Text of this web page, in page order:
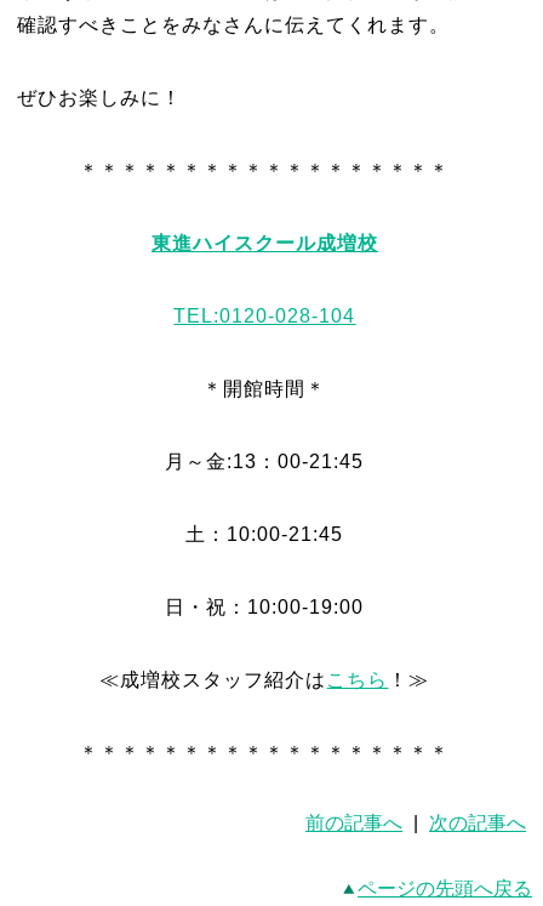
確認すべきことをみなさんに伝えてくれます。
ぜひお楽しみに！
＊＊＊＊＊＊＊＊＊＊＊＊＊＊＊＊＊＊
東進ハイスクール成増校
TEL:0120-028-104
＊開館時間＊
月～金:13：00-21:45
土：10:00-21:45
日・祝：10:00-19:00
≪成増校スタッフ紹介は こちら ！≫
＊＊＊＊＊＊＊＊＊＊＊＊＊＊＊＊＊＊
前の記事へ 次の記事へ
ページの先頭へ戻る